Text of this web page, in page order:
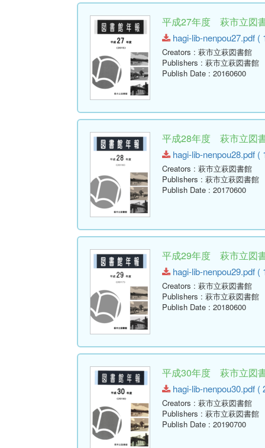
平成27年度 萩市立図
hagi-lib-nenpou27.pdf (
Creators : 萩市立萩図書館
Publishers : 萩市立萩図書館
Publish Date : 20160600
平成28年度 萩市立図
hagi-lib-nenpou28.pdf (
Creators : 萩市立萩図書館
Publishers : 萩市立萩図書館
Publish Date : 20170600
平成29年度 萩市立図
hagi-lib-nenpou29.pdf (
Creators : 萩市立萩図書館
Publishers : 萩市立萩図書館
Publish Date : 20180600
平成30年度 萩市立図
hagi-lib-nenpou30.pdf (
Creators : 萩市立萩図書館
Publishers : 萩市立萩図書館
Publish Date : 20190700